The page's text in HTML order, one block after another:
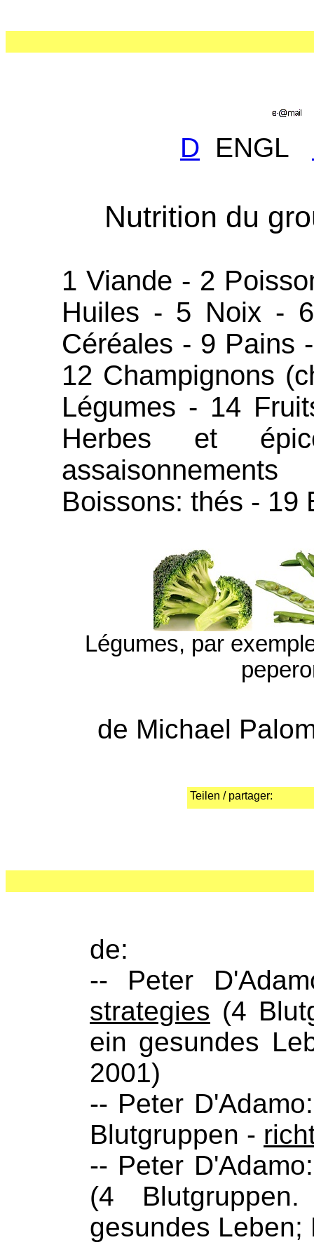
D ENGL
Nutrition du
1 Viande - 2
Huiles - 5 Noix -
Céréales - 9 Pains
12 Champignons
Légumes - 14
Herbes et
Boissons: thés - 19
Légumes, par
de Michael
Teilen / partager:
de:
-- Peter
strategies (4
ein gesundes
2001)
-- Peter
Blutgruppen -
-- Peter
(4
gesundes Leben;